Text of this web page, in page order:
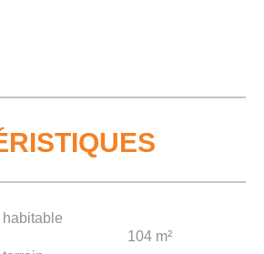
104 m²